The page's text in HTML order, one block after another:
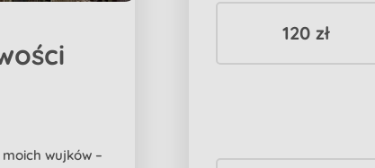
wujków –
120 zł